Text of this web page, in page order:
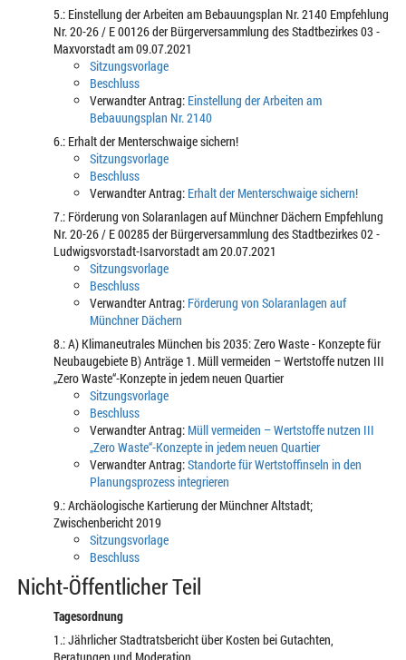
5.: Einstellung der Arbeiten am Bebauungsplan Nr. 2140 Empfehlung
Nr. 20-26 / E 00126 der Bürgerversammlung des Stadtbezirkes 03 -
Maxvorstadt am 09.07.2021
Sitzungsvorlage
Beschluss
Verwandter Antrag: Einstellung der Arbeiten am
Bebauungsplan Nr. 2140
6.: Erhalt der Menterschwaige sichern!
Sitzungsvorlage
Beschluss
Verwandter Antrag: Erhalt der Menterschwaige sichern!
7.: Förderung von Solaranlagen auf Münchner Dächern Empfehlung
Nr. 20-26 / E 00285 der Bürgerversammlung des Stadtbezirkes 02 -
Ludwigsvorstadt-Isarvorstadt am 20.07.2021
Sitzungsvorlage
Beschluss
Verwandter Antrag: Förderung von Solaranlagen auf
Münchner Dächern
8.: A) Klimaneutrales München bis 2035: Zero Waste - Konzepte für
Neubaugebiete B) Anträge 1. Müll vermeiden – Wertstoffe nutzen III
„Zero Waste“-Konzepte in jedem neuen Quartier
Sitzungsvorlage
Beschluss
Verwandter Antrag: Müll vermeiden – Wertstoffe nutzen III
„Zero Waste“-Konzepte in jedem neuen Quartier
Verwandter Antrag:Standorte für Wertstoffinseln in den
Planungsprozess integrieren
9.: Archäologische Kartierung der Münchner Altstadt;
Zwischenbericht 2019
Sitzungsvorlage
Beschluss
Nicht-Öffentlicher Teil
Tagesordnung
1.: Jährlicher Stadtratsbericht über Kosten bei Gutachten,